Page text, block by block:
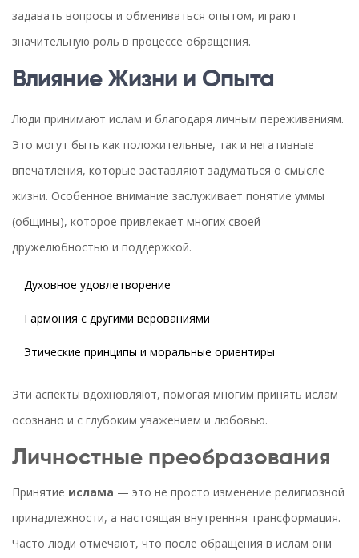
задавать вопросы и обмениваться опытом, играют
значительную роль в процессе обращения.
Влияние Жизни и Опыта
Люди принимают ислам и благодаря личным переживаниям.
Это могут быть как положительные, так и негативные
впечатления, которые заставляют задуматься о смысле
жизни. Особенное внимание заслуживает понятие уммы
(общины), которое привлекает многих своей
дружелюбностью и поддержкой.
Духовное удовлетворение
Гармония с другими верованиями
Этические принципы и моральные ориентиры
Эти аспекты вдохновляют, помогая многим принять ислам
осознано и с глубоким уважением и любовью.
Личностные преобразования
Принятие ислама — это не просто изменение религиозной
принадлежности, а настоящая внутренняя трансформация.
Часто люди отмечают, что после обращения в ислам они